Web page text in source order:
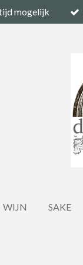
mogelijk
WIJN SAKE